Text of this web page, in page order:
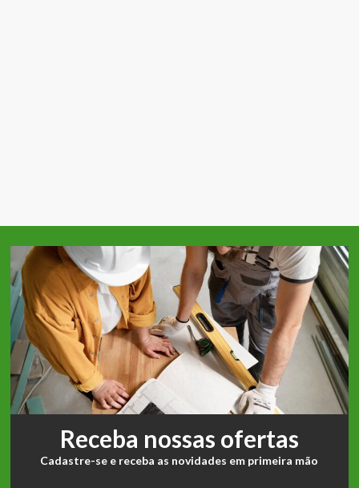
Receba nossas ofertas
Cadastre-se e receba as novidades em primeira mão